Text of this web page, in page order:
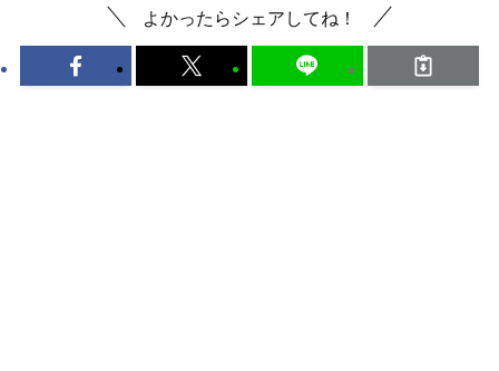
よかったらシェアしてね！